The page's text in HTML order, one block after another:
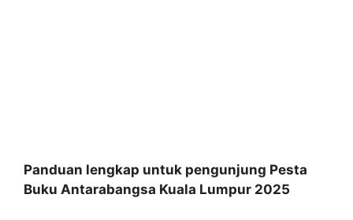
Panduan lengkap untuk pengunjung Pesta
Buku Antarabangsa Kuala Lumpur 2025